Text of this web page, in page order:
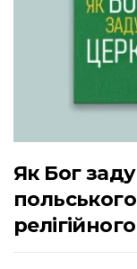
Як Бог